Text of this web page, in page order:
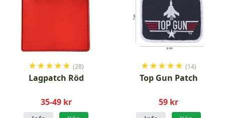
★★★★★ (28)
Lagpatch Röd
35-49 kr
★★★★★ (14)
Top Gun Patch
59 kr